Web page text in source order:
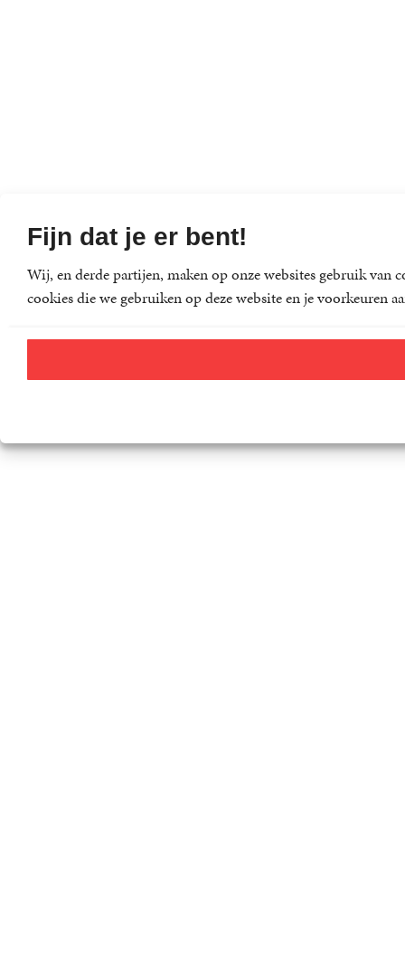
Fijn dat je er bent!
Wij, en derde partijen, maken op onze websites gebruik van
cookies die we gebruiken op deze website en je voorkeuren